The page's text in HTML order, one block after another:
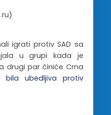
igrati protiv SAD sa
u grupi kada je
drugi par činiće Crna
bila ubedljiva protiv